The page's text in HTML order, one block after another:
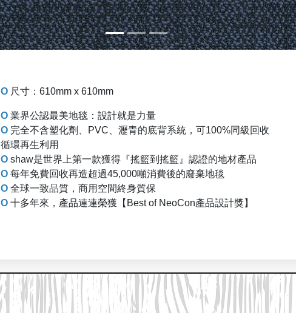
O 尺寸：610mm x 610mm
O 業界公認最美地毯：設計就是力量
O 完全不含塑化劑、PVC、瀝青的底背系統，可100%同級回收
循環再生利用
O shaw是世界上第一款獲得『搖籃到搖籃』認證的地材產品
O 每年免費回收再造超過45,000噸消費後的廢棄地毯
O 全球一致品質，商用空間終身質保
O 十多年來，產品連連榮獲【Best of NeoCon產品設計獎】